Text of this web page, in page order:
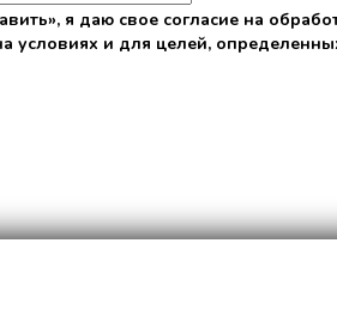
я даю свое согласие на
условиях и для целей,